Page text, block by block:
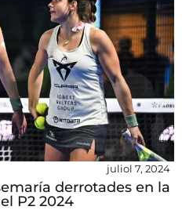
juliol 7, 2024
derrotades en la
P2 2024